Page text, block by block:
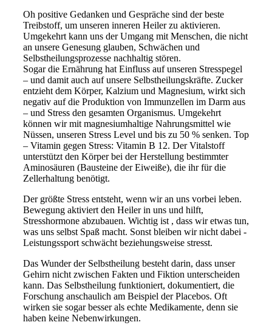
Oh positive Gedanken und Gespräche sind der beste
Treibstoff, um unseren inneren Heiler zu aktivieren.
Umgekehrt kann uns der Umgang mit Menschen, die nicht
an unsere Genesung glauben, Schwächen und
Selbstheilungsprozesse nachhaltig stören.
Sogar die Ernährung hat Einfluss auf unseren Stresspegel
– und damit auch auf unsere Selbstheilungskräfte. Zucker
entzieht dem Körper, Kalzium und Magnesium, wirkt sich
negativ auf die Produktion von Immunzellen im Darm aus
– und Stress den gesamten Organismus. Umgekehrt
können wir mit magnesiumhaltige Nahrungsmittel wie
Nüssen, unseren Stress Level und bis zu 50 % senken. Top
– Vitamin gegen Stress: Vitamin B 12. Der Vitalstoff
unterstützt den Körper bei der Herstellung bestimmter
Aminosäuren (Bausteine der Eiweiße), die ihr für die
Zellerhaltung benötigt.
Der größte Stress entsteht, wenn wir an uns vorbei leben.
Bewegung aktiviert den Heiler in uns und hilft,
Stresshormone abzubauen. Wichtig ist , dass wir etwas tun,
was uns selbst Spaß macht. Sonst bleiben wir nicht dabei -
Leistungssport schwächt beziehungsweise stresst.
Das Wunder der Selbstheilung besteht darin, dass unser
Gehirn nicht zwischen Fakten und Fiktion unterscheiden
kann. Das Selbstheilung funktioniert, dokumentiert, die
Forschung anschaulich am Beispiel der Placebos. Oft
wirken sie sogar besser als echte Medikamente, denn sie
haben keine Nebenwirkungen.